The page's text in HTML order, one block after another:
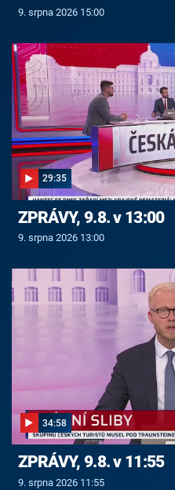
9. srpna 2026 15:00
29:35
ZPRÁVY, 9.8. v 13:00
9. srpna 2026 13:00
34:58
ZPRÁVY, 9.8. v 11:55
9. srpna 2026 11:55